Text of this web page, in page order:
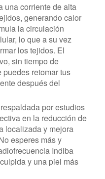
una corriente de alta
generando calor
la circulación
lo que a su vez
los tejidos. El
sin tiempo de
retomar tus
después del
por estudios
en la reducción de
localizada y mejora
esperes más y
Indiba
y una piel más